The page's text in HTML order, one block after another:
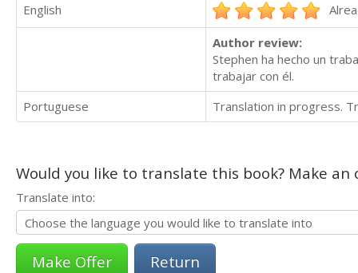
English
Author review:
Stephen ha hecho un
trabajar con él.
Portuguese
Translation in progress.
Would you like to translate this book? Make
Translate into:
Return